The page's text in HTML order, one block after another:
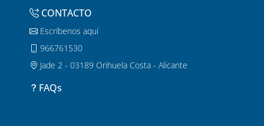
CONTACTO
Escríbenos aquí
966761530
Jade 2 - 03189 Orihuela Costa - Alicante
FAQs